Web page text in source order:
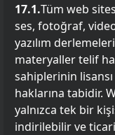
17.1.Tüm web
ses, fotoğraf,
yazılım
materyaller telif
sahiplerinin
haklarına tabidir.
yalnızca tek bir
indirilebilir ve